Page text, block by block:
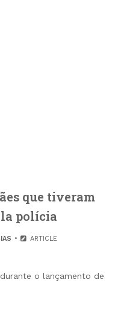
que tiveram
polícia
ARTICLE
o lançamento de